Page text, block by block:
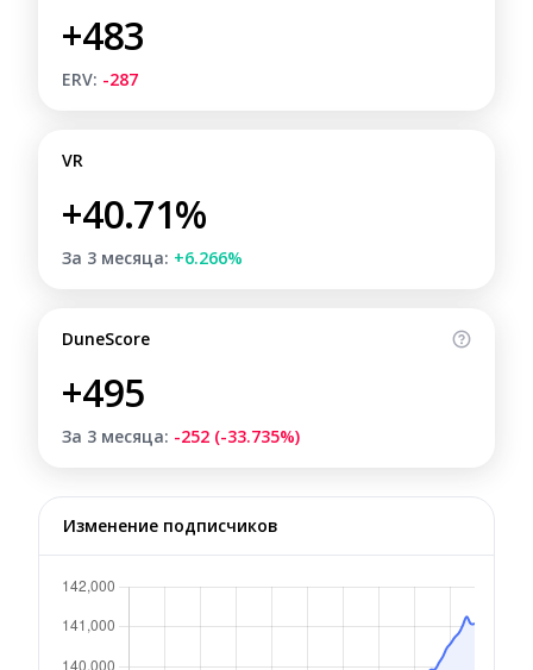
+483
ERV: -287
VR
+40.71%
За 3 месяца: +6.266%
DuneScore
+495
За 3 месяца: -252 (-33.735%)
Изменение подписчиков